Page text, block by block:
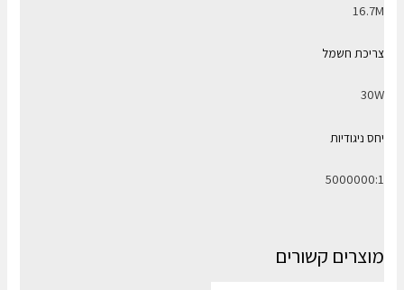
16.7M
צריכת חשמל
30W
יחס ניגודיות
5000000:1
מוצרים קשורים